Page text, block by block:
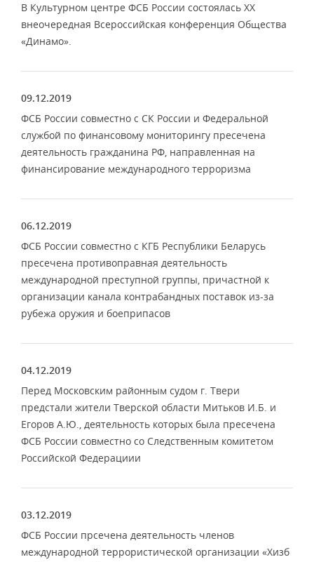
В Культурном центре ФСБ России состоялась XX
внеочередная Всероссийская конференция Общества
«Динамо».
09.12.2019
ФСБ России совместно с СК России и Федеральной
службой по финансовому мониторингу пресечена
деятельность гражданина РФ, направленная на
финансирование международного терроризма
06.12.2019
ФСБ России совместно с КГБ Республики Беларусь
пресечена противоправная деятельность
международной преступной группы, причастной к
организации канала контрабандных поставок из-за
рубежа оружия и боеприпасов
04.12.2019
Перед Московским районным судом г. Твери
предстали жители Тверской области Митьков И.Б. и
Егоров А.Ю., деятельность которых была пресечена
ФСБ России совместно со Следственным комитетом
Российской Федерациии
03.12.2019
ФСБ России прсечена деятельность членов
международной террористической организации «Хизб